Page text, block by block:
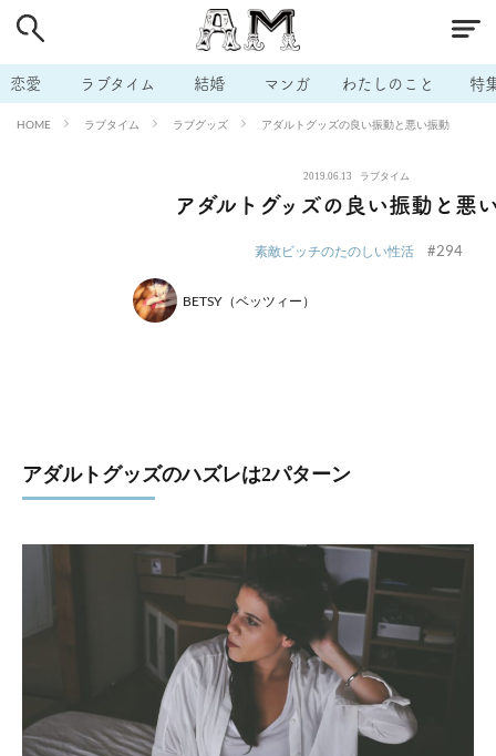
恋愛 ラブタイム 結婚 マンガ わたしのこと 特
HOME ラブタイム ラブグッズ アダルトグッズの良い振動と悪い振動
2019.06.13 ラブタイム
アダルトグッズの良い振動と悪
素敵ビッチのたのしい性活 #294
BETSY（ベッツィー）
アダルトグッズのハズレは2パターン
# 男の本音 # セフレ # 不倫
# 出会う方法 # マッチングアプリ # ラブグッズ # 体の相